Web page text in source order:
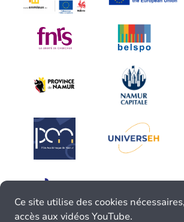
Ce site utilise des cookies
accès aux vidéos YouTube.